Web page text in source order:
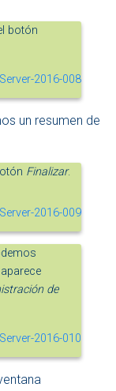
botón
un resumen de
Finalizar.
de